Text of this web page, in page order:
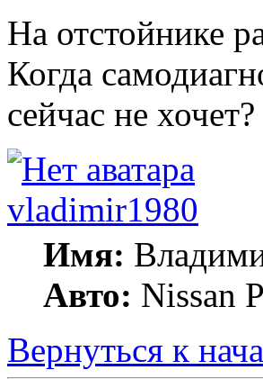
На отстойнике
Когда
сейчас не хочет?
vladimir1980
Имя:
Авто: Nissan
Вернуться к